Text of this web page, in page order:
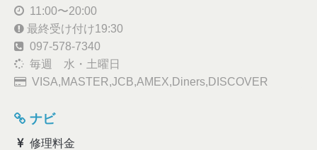
11:00〜20:00
最終受け付け19:30
097-578-7340
毎週 水・土曜日
VISA,MASTER,JCB,AMEX,Diners,DISCOVER
ナビ
修理料金